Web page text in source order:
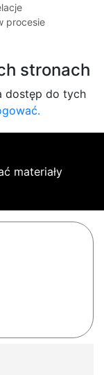
procesie
stronach
dostęp do tych
materiały